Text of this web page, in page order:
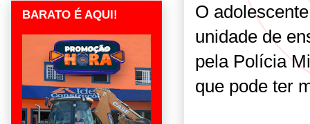
O
unidade de
pela Polícia
que pode ter
BARATO É AQUI!